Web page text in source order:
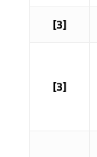
[3]
[3]